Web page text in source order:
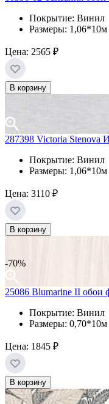
Покрытие: Винил
Размеры: 1,06*10м
Цена: 2565 ₽
В корзину
287398 Victoria Stenova
Покрытие: Винил
Размеры: 1,06*10м
Цена: 3110 ₽
В корзину
-70%
25086 Blumarine II обои
Покрытие: Винил
Размеры: 0,70*10м
Цена: 1845 ₽
В корзину